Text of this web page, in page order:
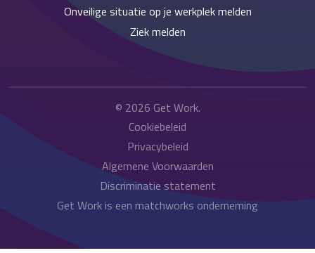
Onveilige situatie op je werkplek melden
Ziek melden
© 2026 Get Work.
Cookiebeleid
Privacybeleid
Algemene Voorwaarden
Discriminatie statement
Get Work is een matchworks onderneming